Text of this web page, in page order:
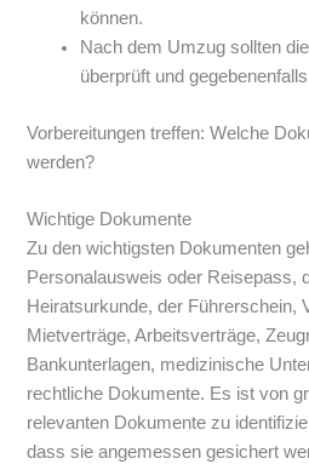
können.
Nach dem Umzug sollten
überprüft und
Vorbereitungen treffen: Welche
werden?
Wichtige Dokumente
Zu den wichtigsten Dokumenten
Personalausweis oder Reisepass,
Heiratsurkunde, der Führerschein,
Mietverträge, Arbeitsverträge,
Bankunterlagen, medizinische
rechtliche Dokumente. Es ist von
relevanten Dokumente zu
dass sie angemessen gesichert